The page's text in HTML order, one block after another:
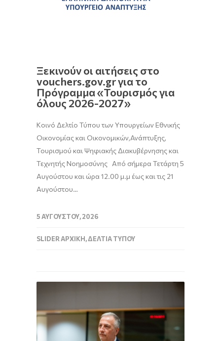
Ξεκινούν οι αιτήσεις στο
vouchers.gov.gr για το
Πρόγραμμα «Τουρισμός για
όλους 2026-2027»
Κοινό Δελτίο Τύπου των Υπουργείων Εθνικής
Οικονομίας και Οικονομικών,Ανάπτυξης,
Τουρισμού και Ψηφιακής Διακυβέρνησης και
Τεχνητής Νοημοσύνης Από σήμερα Τετάρτη 5
Αυγούστου και ώρα 12.00 μ.μ έως και τις 21
Αυγούστου…
5 ΑΥΓΟΎΣΤΟΥ, 2026
SLIDER ΑΡΧΙΚΉ,ΔΕΛΤΊΑ ΤΎΠΟΥ